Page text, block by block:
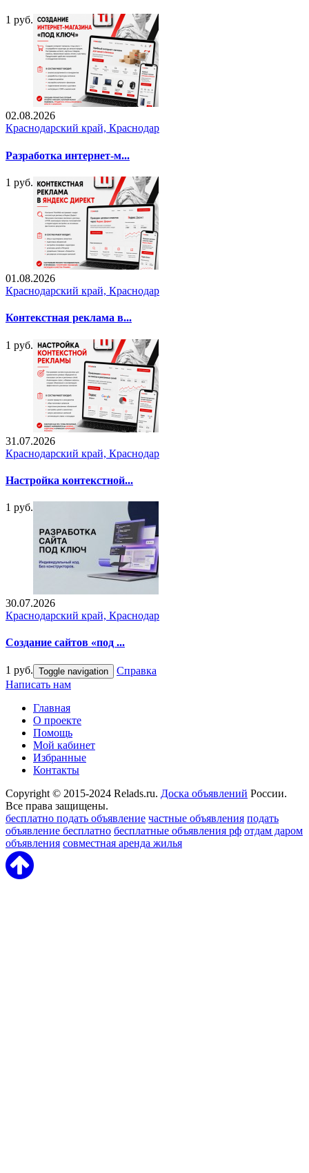
1 руб.
02.08.2026
Краснодарский край, Краснодар
Разработка интернет-м...
1 руб.
01.08.2026
Краснодарский край, Краснодар
Контекстная реклама в...
1 руб.
31.07.2026
Краснодарский край, Краснодар
Настройка контекстной...
1 руб.
30.07.2026
Краснодарский край, Краснодар
Создание сайтов «под ...
1 руб. Toggle navigation
Справка
Написать нам
Главная
О проекте
Помощь
Мой кабинет
Избранные
Контакты
Copyright © 2015-2024 Relads.ru. Доска объявлений России.
Все права защищены.
бесплатно подать объявление частные объявления подать
объявление бесплатно бесплатные объявления рф отдам даром
объявления совместная аренда жилья